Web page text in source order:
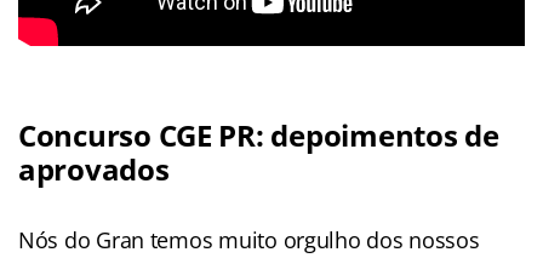
Concurso CGE PR: depoimentos de
aprovados
Nós do Gran temos muito orgulho dos nossos